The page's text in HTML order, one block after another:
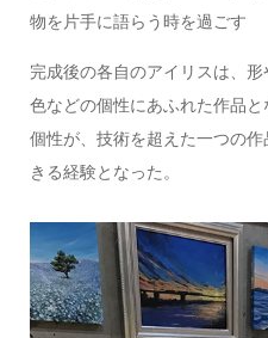
物を片手に語らう時を過ごす
完成後の各自のアイリスは、
色などの個性にあふれた作品
個性が、技術を超えた一つの
きる経験となった。